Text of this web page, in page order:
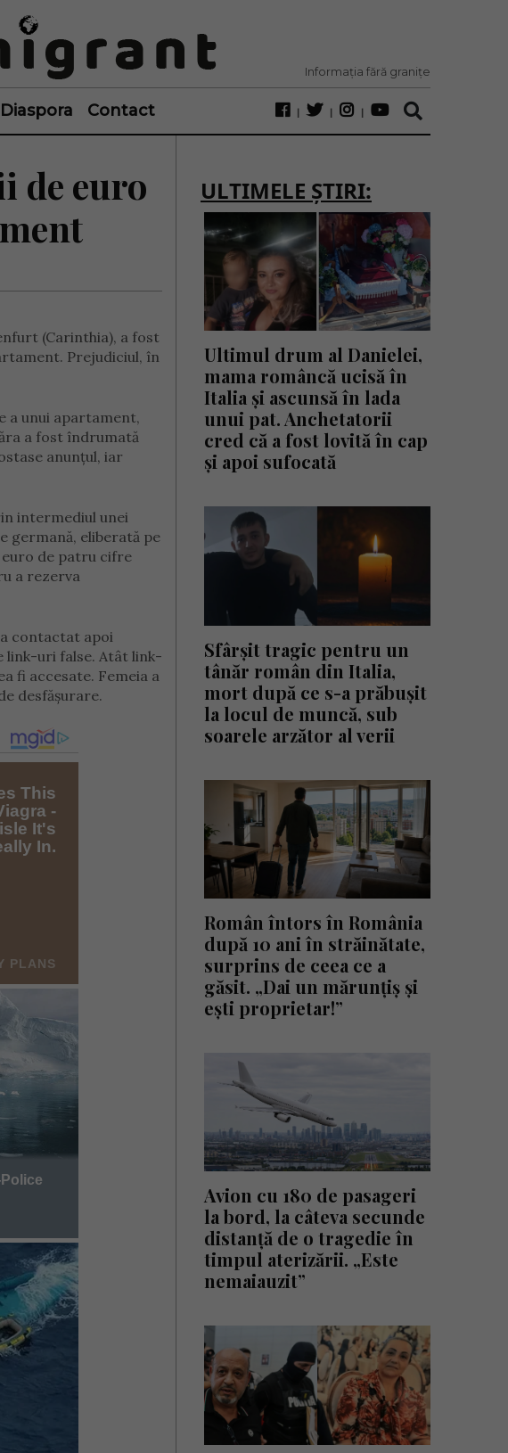
Informația fără granițe
Diaspora Contact
de euro
(Carinthia), a fost
Prejudiciul, în
a unui apartament,
a fost îndrumată
anunțul, iar
intermediul unei
germană, eliberată pe
euro de patru cifre
a rezerva
contactat apoi
link-uri false. Atât link-
fi accesate. Femeia a
desfășurare.
ULTIMELE ȘTIRI:
Ultimul drum al Danielei,
mama româncă ucisă în
Italia și ascunsă în lada
unui pat. Anchetatorii
cred că a fost lovită în cap
și apoi sufocată
Sfârșit tragic pentru un
tânăr român din Italia,
mort după ce s-a prăbușit
la locul de muncă, sub
soarele arzător al verii
Român întors în România
după 10 ani în străinătate,
surprins de ceea ce a
găsit. „Dai un mărunțiș și
ești proprietar!”
Avion cu 180 de pasageri
la bord, la câteva secunde
distanță de o tragedie în
timpul aterizării. „Este
nemaiauzit”